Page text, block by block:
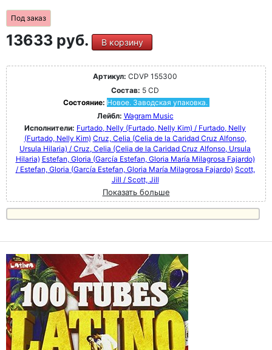
Под заказ
13633 руб. В корзину
Артикул: CDVP 155300
Состав: 5 CD
Состояние: Новое. Заводская упаковка.
Лейбл: Wagram Music
Исполнители: Furtado, Nelly (Furtado, Nelly Kim) / Furtado, Nelly
(Furtado, Nelly Kim) Cruz, Celia (Celia de la Caridad Cruz Alfonso,
Ursula Hilaria) / Cruz, Celia (Celia de la Caridad Cruz Alfonso, Ursula
Hilaria) Estefan, Gloria (García Estefan, Gloria María Milagrosa Fajardo)
/ Estefan, Gloria (García Estefan, Gloria María Milagrosa Fajardo) Scott,
Jill / Scott, Jill
Показать больше